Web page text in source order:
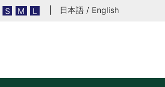
S M L 日本語 / English